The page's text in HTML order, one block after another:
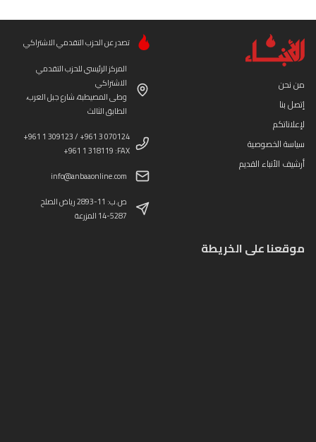
من نحن
إتصل بنا
لإعلاناتكم
سياسة الخصوصية
أرشيف الأنباء القديم
تصدر عن الحزب التقدمي الاشتراكي
المركز الرئيسي للحزب التقدمي
الاشتراكي
وطى المصيطبة، شارع جبل العرب،
الطابق الثالث
+961 1 309123 / +961 3 070124
+961 1 318119 :FAX
info@anbaaonline.com
ص.ب: 11-2893 رياض الصلح
14-5287 المزرعة
موقعنا على الخريطة